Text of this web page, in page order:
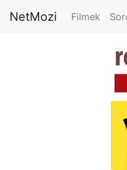
NetMozi Filmek